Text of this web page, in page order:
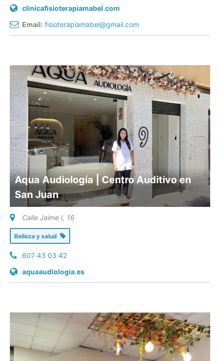
clinicafisioterapiamabel.com
Email: fisioterapiamabel@gmail.com
Aqua Audiología | Centro Auditivo en
San Juan
Calle Jaime I, 16
Belleza y salud
607 43 03 42
aquaaudiologia.es